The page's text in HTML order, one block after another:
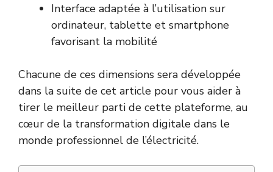
Interface adaptée à l’utilisation sur
ordinateur, tablette et smartphone
favorisant la mobilité
Chacune de ces dimensions sera développée
dans la suite de cet article pour vous aider à
tirer le meilleur parti de cette plateforme, au
cœur de la transformation digitale dans le
monde professionnel de l’électricité.